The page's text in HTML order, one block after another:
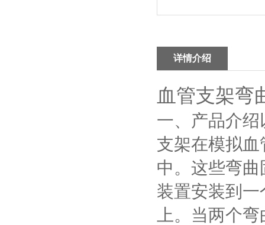
详情介绍
血管支架弯
‌一、 产品介
支架在模拟
中。这些弯
装置安装到
上。当两个